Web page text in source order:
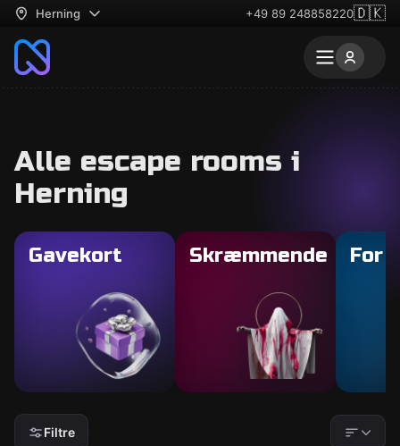
Herning +49 89 248858220🇩🇰
Alle escape rooms i
Herning
Gavekort Skræmmende For
Filtre